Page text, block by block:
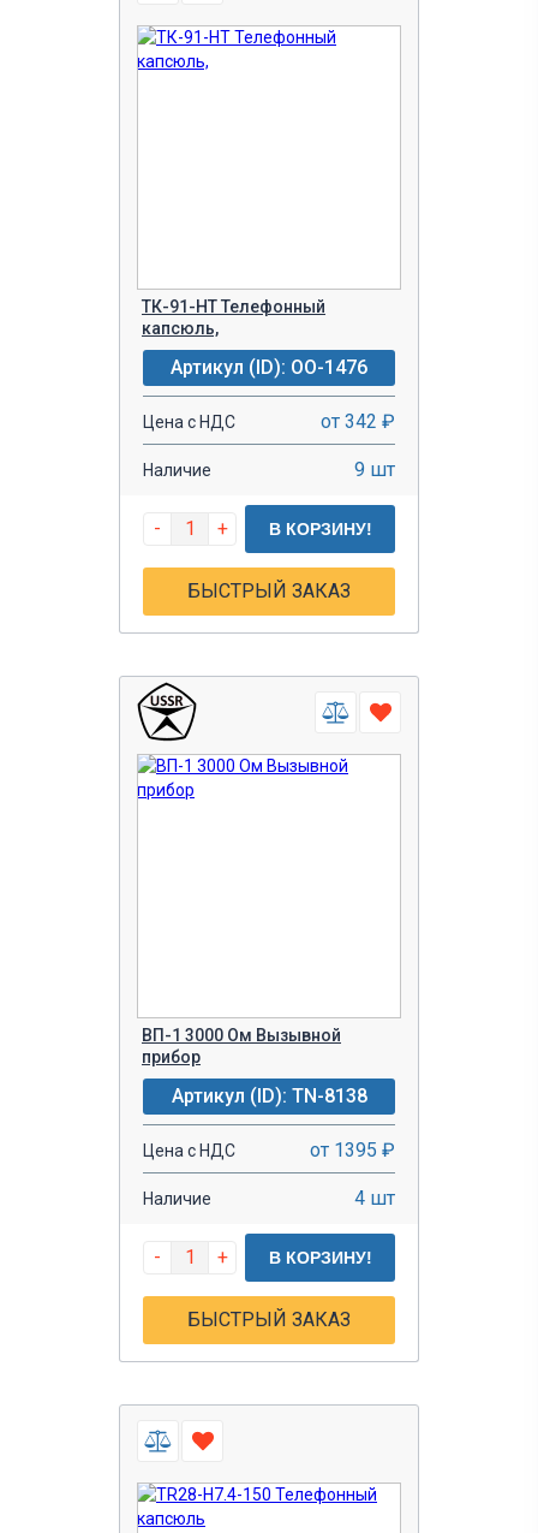
ТК-91-НТ Телефонный
капсюль,
Артикул (ID): OO-1476
Цена с НДС от 342 ₽
Наличие 9 шт
- + В КОРЗИНУ!
БЫСТРЫЙ ЗАКАЗ
ВП-1 3000 Ом Вызывной
прибор
Артикул (ID): TN-8138
Цена с НДС от 1395 ₽
Наличие 4 шт
- + В КОРЗИНУ!
БЫСТРЫЙ ЗАКАЗ